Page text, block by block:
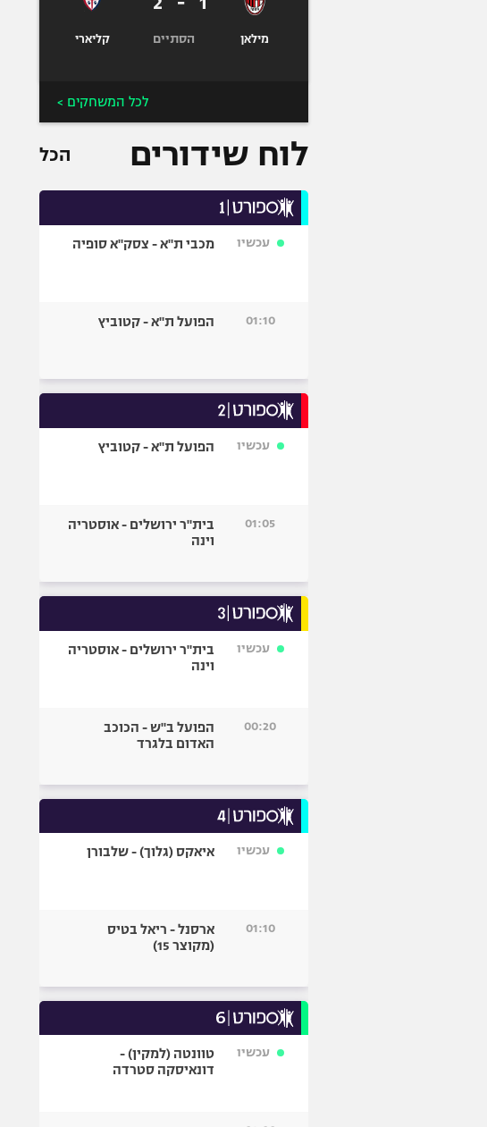
מילאן הסתיים קליארי
לכל המשחקים >
לוח שידורים הכל
עכשיו מכבי ת"א - צסק"א סופיה
01:10 הפועל ת"א - קטוביץ
עכשיו הפועל ת"א - קטוביץ
01:05
בית"ר ירושלים - אוסטריה
וינה
עכשיו
בית"ר ירושלים - אוסטריה
וינה
00:20
הפועל ב"ש - הכוכב
האדום בלגרד
עכשיו איאקס (גלוך) - שלבורן
01:10
ארסנל - ריאל בטיס
(מקוצר 15)
עכשיו
טוונטה (למקין) -
דונאיסקה סטרדה